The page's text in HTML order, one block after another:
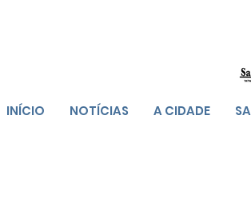
INÍCIO NOTÍCIAS A CIDADE